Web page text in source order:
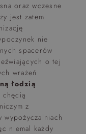
oraz wczesne
jest zatem
nie
spacerów
o tej
wrażeń
łodzią
z
wypożyczalniach
niemal każdy